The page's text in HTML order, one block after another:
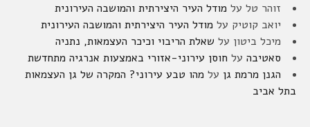
זוהר טל על מודל העיר היצירתית והמושבה העירונית
יואב קוטיק על מודל העיר היצירתית והמושבה העירונית
מיכל ביטון על שאלת הריבוי וכיכר העצמאות, נתניה
סאטיבה על חוסן עירוני-אזורי באמצעות אנרגיה מתחדשת
הגנן מרמת גן על מהו טבע עירוני? המקרה של גן העצמאות
בתל אביב